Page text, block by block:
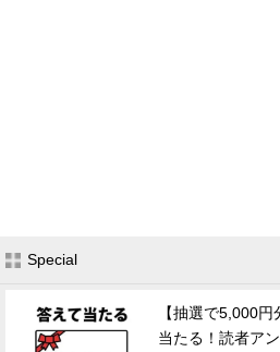
Special
【抽選で5,000
当たる！読者ア